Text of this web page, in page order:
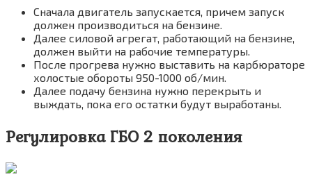
Сначала двигатель запускается, причем запуск
должен производиться на бензине.
Далее силовой агрегат, работающий на бензине,
должен выйти на рабочие температуры.
После прогрева нужно выставить на карбюраторе
холостые обороты 950-1000 об/мин.
Далее подачу бензина нужно перекрыть и
выждать, пока его остатки будут выработаны.
Регулировка ГБО 2 поколения